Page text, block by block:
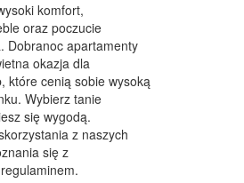
MEBLE
WNĘTRZ
ŁAZIENKI
ODZIEŻ
SPORT
komfort,
oraz poczucie
Dobranoc apartamenty
okazja dla
które cenią sobie wysoką
Wybierz tanie
się wygodą.
z naszych
się z